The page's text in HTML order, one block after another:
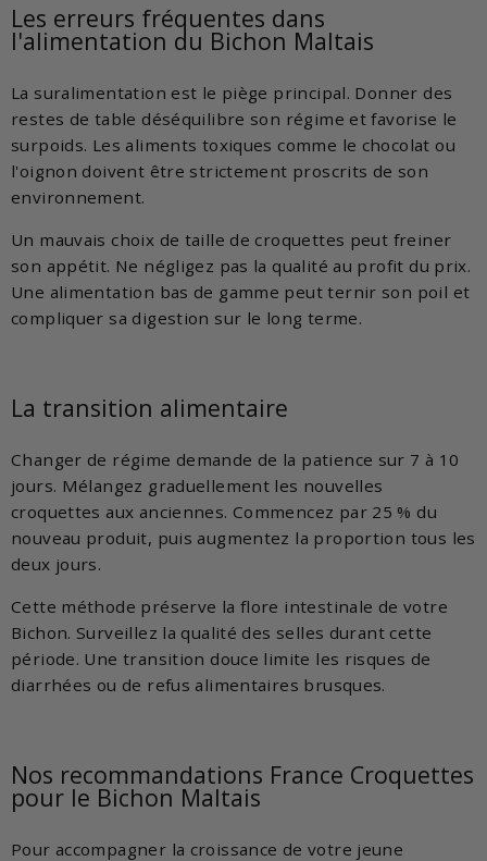
Les erreurs fréquentes dans
l'alimentation du Bichon Maltais
La suralimentation est le piège principal. Donner des
restes de table déséquilibre son régime et favorise le
surpoids. Les aliments toxiques comme le chocolat ou
l'oignon doivent être strictement proscrits de son
environnement.
Un mauvais choix de taille de croquettes peut freiner
son appétit. Ne négligez pas la qualité au profit du prix.
Une alimentation bas de gamme peut ternir son poil et
compliquer sa digestion sur le long terme.
La transition alimentaire
Changer de régime demande de la patience sur 7 à 10
jours. Mélangez graduellement les nouvelles
croquettes aux anciennes. Commencez par 25 % du
nouveau produit, puis augmentez la proportion tous les
deux jours.
Cette méthode préserve la flore intestinale de votre
Bichon. Surveillez la qualité des selles durant cette
période. Une transition douce limite les risques de
diarrhées ou de refus alimentaires brusques.
Nos recommandations France Croquettes
pour le Bichon Maltais
Pour accompagner la croissance de votre jeune